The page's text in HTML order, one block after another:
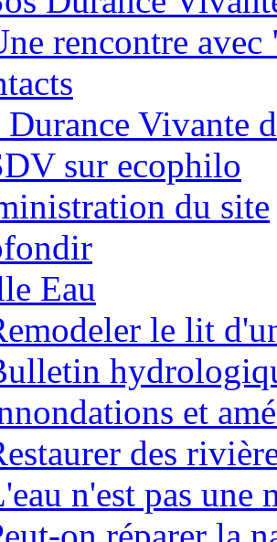
rencontre
Durance Vivante
sur ecophilo
du site
Eau
le lit
et
des
n'est pas une